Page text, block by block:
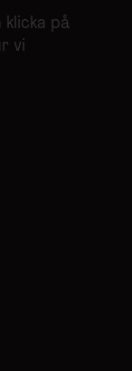
klicka på
vi